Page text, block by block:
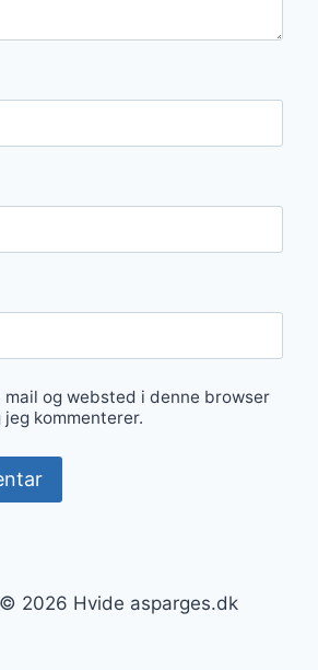
mail og websted i denne browser
kommenterer.
2026 Hvide asparges.dk